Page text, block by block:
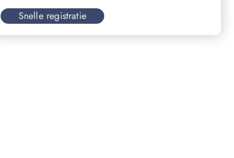
Snelle registratie